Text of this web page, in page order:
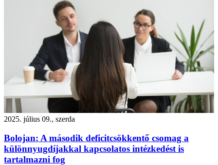
2025. július 09., szerda
Bolojan: A második deficitcsökkentő csomag a
különnyugdíjakkal kapcsolatos intézkedést is
tartalmazni fog